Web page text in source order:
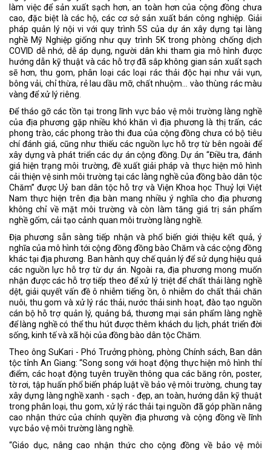
làm việc để sản xuất sạch hơn, an toàn hơn của cộng đồng chưa
cao, đặc biệt là các hộ, các cơ sở sản xuất bán công nghiệp. Giải
pháp quản lý nội vi với quy trình 5S của dự án xây dựng tại làng
nghề Mỹ Nghiệp giống như quy trình 5K trong phòng chống dịch
COVID dễ nhớ, dễ áp dụng, người dân khi tham gia mô hình được
hướng dẫn kỹ thuật và các hỗ trợ đã sắp không gian sản xuất sạch
sẽ hơn, thu gom, phân loại các loại rác thải độc hại như vải vụn,
bông vải, chỉ thừa, rẻ lau dầu mỡ, chất nhuộm… vào thùng rác màu
vàng để xử lý riêng.
Để tháo gỡ các tồn tại trong lĩnh vực bảo vệ môi trường làng nghề
của địa phương gặp nhiều khó khăn vì địa phương là thị trấn, các
phong trào, các phong trào thi đua của cộng đồng chưa có bộ tiêu
chí đánh giá, cũng như thiếu các nguồn lực hỗ trợ từ bên ngoài để
xây dựng và phát triển các dự án cộng đồng. Dự án “Điều tra, đánh
giá hiện trạng môi trường, đề xuất giải pháp và thực hiện mô hình
cải thiện vệ sinh môi trường tại các làng nghề của đồng bào dân tộc
Chăm” được Uỷ ban dân tộc hỗ trợ và Viện Khoa học Thuỷ lợi Việt
Nam thực hiện trên địa bàn mang nhiều ý nghĩa cho địa phương
không chỉ về mặt môi trường và còn làm tăng giá trị sản phẩm
nghề gốm, cải tạo cảnh quan môi trường làng nghề.
Địa phương sẵn sàng tiếp nhận và phổ biến giới thiệu kết quả, ý
nghĩa của mô hình tới cộng đồng đồng bào Chăm và các cộng đồng
khác tại địa phương. Ban hành quy chế quản lý để sử dụng hiệu quả
các nguồn lực hỗ trợ từ dự án. Ngoài ra, địa phương mong muốn
nhận được các hỗ trợ tiếp theo để xử lý triệt để chất thải làng nghề
dệt, giải quyết vấn đề ô nhiễm tiếng ồn, ô nhiễm do chất thải chăn
nuôi, thu gom và xử lý rác thải, nước thải sinh hoạt, đào tạo nguồn
cán bộ hỗ trợ quản lý, quảng bá, thương mại sản phẩm làng nghề
để làng nghề có thể thu hút được thêm khách du lịch, phát triển đời
sống, kinh tế và xã hội của đồng bào dân tộc Chăm.
Theo ông SuKari - Phó Trưởng phòng, phòng Chính sách, Ban dân
tộc tỉnh An Giang: “Song song với hoạt động thực hiện mô hình thí
điểm, các hoạt động tuyên truyền thông qua các băng rôn, poster,
tờ rơi, tập huấn phổ biến pháp luật về bảo vệ môi trường, chung tay
xây dựng làng nghề xanh - sạch - đẹp, an toàn, hướng dẫn kỹ thuật
trong phân loại, thu gom, xử lý rác thải tại nguồn đã góp phần nâng
cao nhận thức của chính quyền địa phương và cộng đồng về lĩnh
vực bảo vệ môi trường làng nghề.
“Giáo dục, nâng cao nhận thức cho cộng đồng về bảo vệ môi